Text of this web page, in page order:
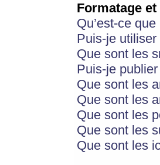
Formatage
Qu’est-ce
Puis-je
Que sont les
Puis-je
Que sont les
Que sont les
Que sont les
Que sont les
Que sont les